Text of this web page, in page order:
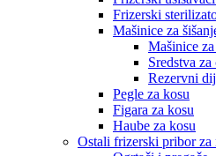
Frizerski
Mašinice za
Mašinice
Sredstva
Rezervni
Pegle za kosu
Figara za kosu
Haube za kosu
Ostali frizerski pribor za